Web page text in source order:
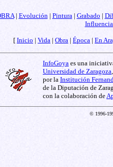
| Evolución| Pintura| Grabado |
[ Inicio | Vida | Obra | Época | En
InfoGoya es una
Universidad de Zaragoza
por la Institución
de la Diputación de
con la colaboración de
© 1996-